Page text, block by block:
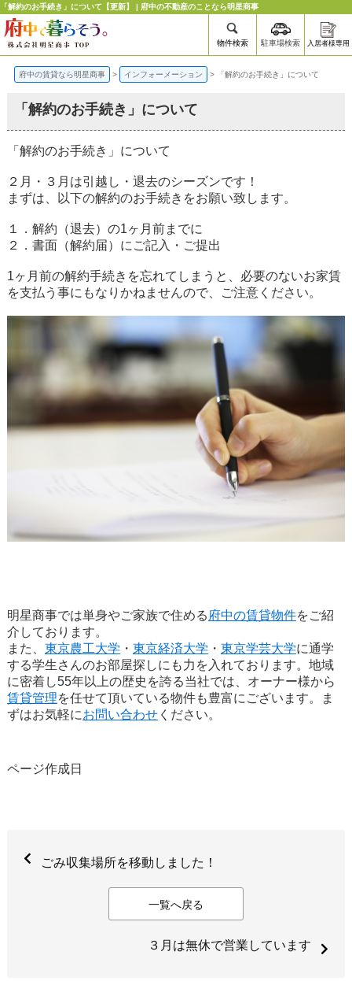
「解約のお手続き」について【更新】 | 府中の不動産のことなら明星商事
物件検索 駐車場検索 入居者様専用
府中の賃貸なら明星商事 > インフォーメーション > 「解約のお手続き」について
「解約のお手続き」について
「解約のお手続き」について
２月・３月は引越し・退去のシーズンです！
まずは、以下の解約のお手続きをお願い致します。
１．解約（退去）の1ヶ月前までに
２．書面（解約届）にご記入・ご提出
1ヶ月前の解約手続きを忘れてしまうと、必要のないお家賃
を支払う事にもなりかねませんので、ご注意ください。
明星商事では単身やご家族で住める 府中の賃貸物件をご紹
介しております。
また、 東京農工大学 ・ 東京経済大学 ・ 東京学芸大学に通学
する学生さんのお部屋探しにも力を入れております。地域
に密着し55年以上の歴史を誇る当社では、オーナー様から
賃貸管理を任せて頂いている物件も豊富にございます。ま
ずはお気軽にお問い合わせください。
ページ作成日
ごみ収集場所を移動しました！
一覧へ戻る
３月は無休で営業しています